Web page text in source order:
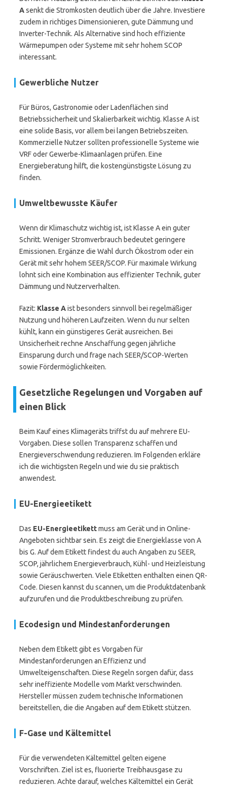
Asenkt die Stromkosten deutlich über die Jahre. Investiere
zudem in richtiges Dimensionieren, gute Dämmung und
Inverter-Technik. Als Alternative sind hoch effiziente
Wärmepumpen oder Systeme mit sehr hohem SCOP
interessant.
Gewerbliche Nutzer
Für Büros, Gastronomie oder Ladenflächen sind
Betriebssicherheit und Skalierbarkeit wichtig. Klasse A ist
eine solide Basis, vor allem bei langen Betriebszeiten.
Kommerzielle Nutzer sollten professionelle Systeme wie
VRF oder Gewerbe-Klimaanlagen prüfen. Eine
Energieberatung hilft, die kostengünstigste Lösung zu
finden.
Umweltbewusste Käufer
Wenn dir Klimaschutz wichtig ist, ist Klasse A ein guter
Schritt. Weniger Stromverbrauch bedeutet geringere
Emissionen. Ergänze die Wahl durch Ökostrom oder ein
Gerät mit sehr hohem SEER/SCOP. Für maximale Wirkung
lohnt sich eine Kombination aus effizienter Technik, guter
Dämmung und Nutzerverhalten.
Fazit: Klasse Aist besonders sinnvoll bei regelmäßiger
Nutzung und höheren Laufzeiten. Wenn du nur selten
kühlt, kann ein günstigeres Gerät ausreichen. Bei
Unsicherheit rechne Anschaffung gegen jährliche
Einsparung durch und frage nach SEER/SCOP-Werten
sowie Fördermöglichkeiten.
Gesetzliche Regelungen und Vorgaben auf
einen Blick
Beim Kauf eines Klimageräts triffst du auf mehrere EU-
Vorgaben. Diese sollen Transparenz schaffen und
Energieverschwendung reduzieren. Im Folgenden erkläre
ich die wichtigsten Regeln und wie du sie praktisch
anwendest.
EU-Energieetikett
Das EU-Energieetikettmuss am Gerät und in Online-
Angeboten sichtbar sein. Es zeigt die Energieklasse von A
bis G. Auf dem Etikett findest du auch Angaben zu SEER,
SCOP, jährlichem Energieverbrauch, Kühl- und Heizleistung
sowie Geräuschwerten. Viele Etiketten enthalten einen QR-
Code. Diesen kannst du scannen, um die Produktdatenbank
aufzurufen und die Produktbeschreibung zu prüfen.
Ecodesign und Mindestanforderungen
Neben dem Etikett gibt es Vorgaben für
Mindestanforderungen an Effizienz und
Umwelteigenschaften. Diese Regeln sorgen dafür, dass
sehr ineffiziente Modelle vom Markt verschwinden.
Hersteller müssen zudem technische Informationen
bereitstellen, die die Angaben auf dem Etikett stützen.
F-Gase und Kältemittel
Für die verwendeten Kältemittel gelten eigene
Vorschriften. Ziel ist es, fluorierte Treibhausgase zu
reduzieren. Achte darauf, welches Kältemittel ein Gerät